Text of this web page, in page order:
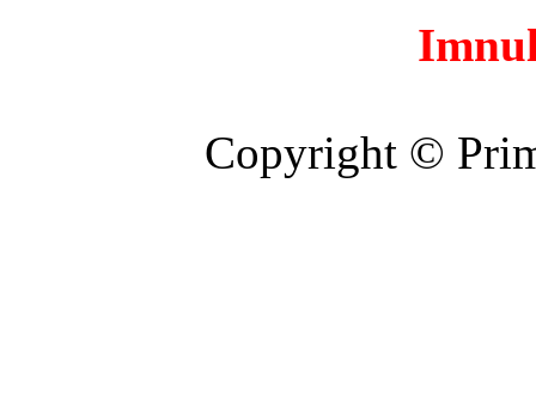
Copyright ©